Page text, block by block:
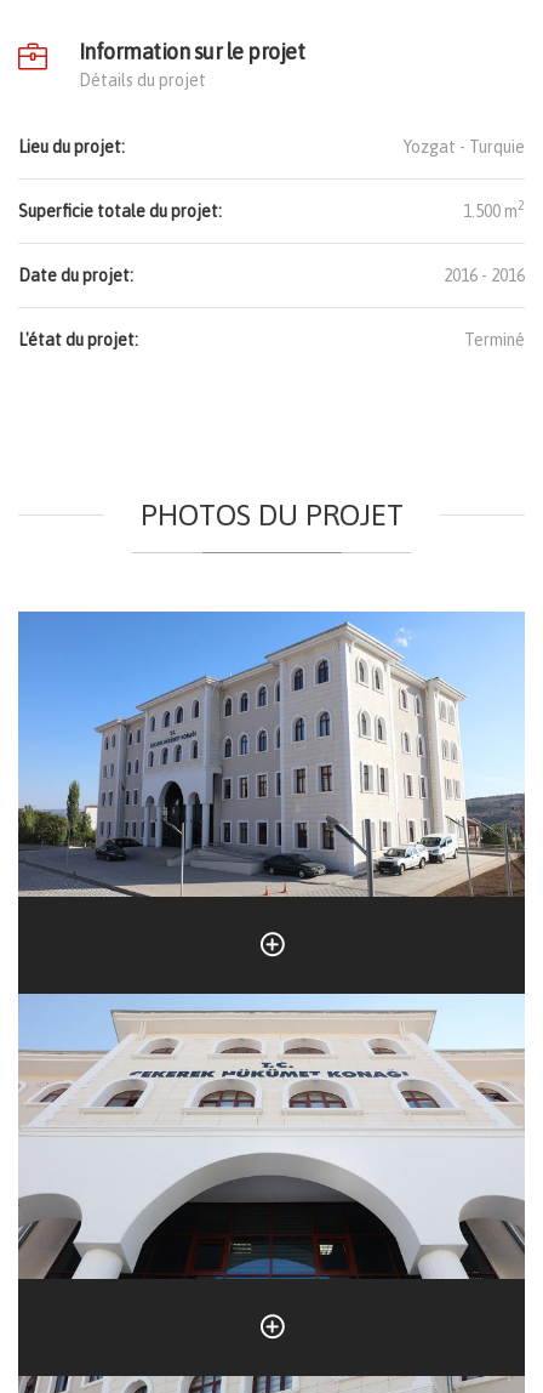
Information sur le projet
Détails du projet
Lieu du projet: Yozgat - Turquie
Superficie totale du projet: 1.500 m2
Date du projet: 2016 - 2016
L'état du projet: Terminé
PHOTOS DU PROJET